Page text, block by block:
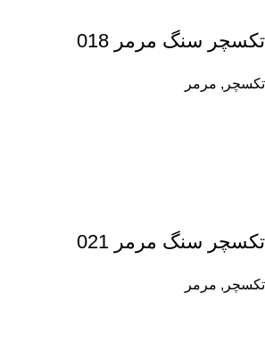
تکسچر سنگ مرمر 018
تکسچر , مرمر
تکسچر سنگ مرمر 021
تکسچر , مرمر